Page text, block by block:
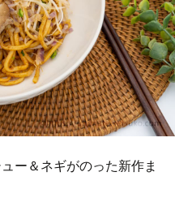
ー＆ネギがのった新作ま